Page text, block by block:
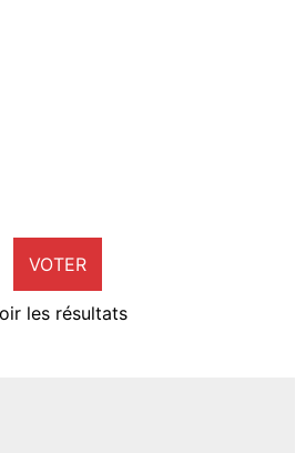
VOTER
les résultats